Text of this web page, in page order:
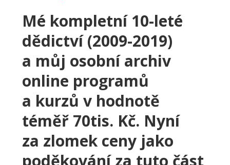
Mé kompletní 10-leté
dědictví (2009-2019)
a můj osobní archiv
online programů
a kurzů v hodnotě
téměř 70tis. Kč. Nyní
za zlomek ceny jako
poděkování za tuto část